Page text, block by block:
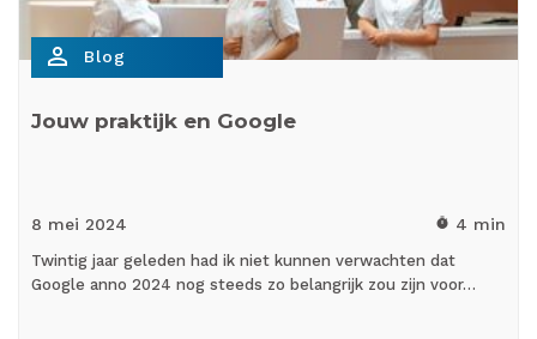
person_outline Blog
Jouw praktijk en Google
8 mei 2024 timer 4 min
Twintig jaar geleden had ik niet kunnen verwachten dat
Google anno 2024 nog steeds zo belangrijk zou zijn voor…